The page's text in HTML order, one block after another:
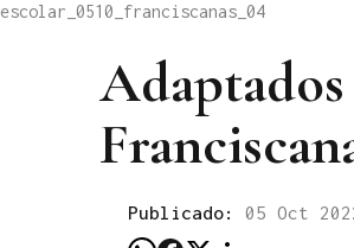
Adaptados
Publicado: 05 Oct